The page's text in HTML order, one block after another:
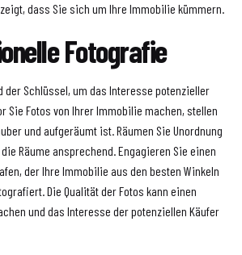
dass Sie sich um Ihre Immobilie kümmern.
Fotografie
der Schlüssel, um das Interesse potenzieller
Sie Fotos von Ihrer Immobilie machen, stellen
und aufgeräumt ist. Räumen Sie Unordnung
Räume ansprechend. Engagieren Sie einen
der Ihre Immobilie aus den besten Winkeln
Die Qualität der Fotos kann einen
und das Interesse der potenziellen Käufer